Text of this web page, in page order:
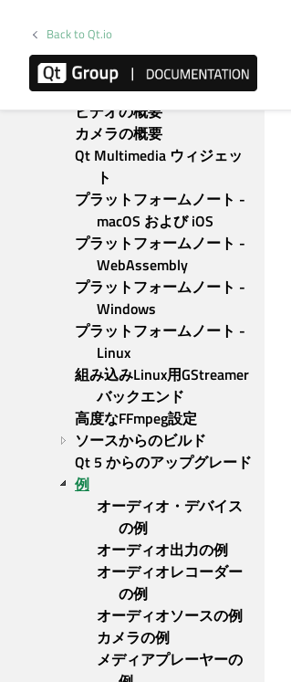
Back to Qt.io
Qt MQTT
Qt マルチメディア
マルチメディアの概要
オーディオの概要
ビデオの概要
カメラの概要
Qt Multimedia ウィジェッ
ト
プラットフォームノート -
macOS および iOS
プラットフォームノート -
WebAssembly
プラットフォームノート -
Windows
プラットフォームノート -
Linux
組み込みLinux用GStreamer
バックエンド
高度なFFmpeg設定
ソースからのビルド
Qt 5 からのアップグレード
例
オーディオ・デバイス
の例
オーディオ出力の例
オーディオレコーダー
の例
オーディオソースの例
カメラの例
メディアプレーヤーの